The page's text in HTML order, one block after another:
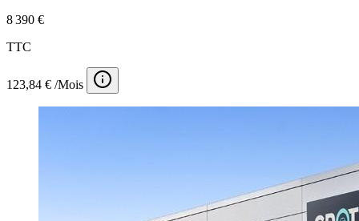
8 390 €
TTC
123,84 € /Mois